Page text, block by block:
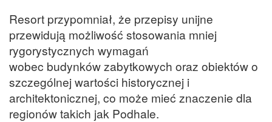
Resort przypomniał, że przepisy unijne
przewidują możliwość stosowania mniej
rygorystycznych wymagań
wobec budynków zabytkowych oraz obiektów o
szczególnej wartości historycznej i
architektonicznej, co może mieć znaczenie dla
regionów takich jak Podhale.